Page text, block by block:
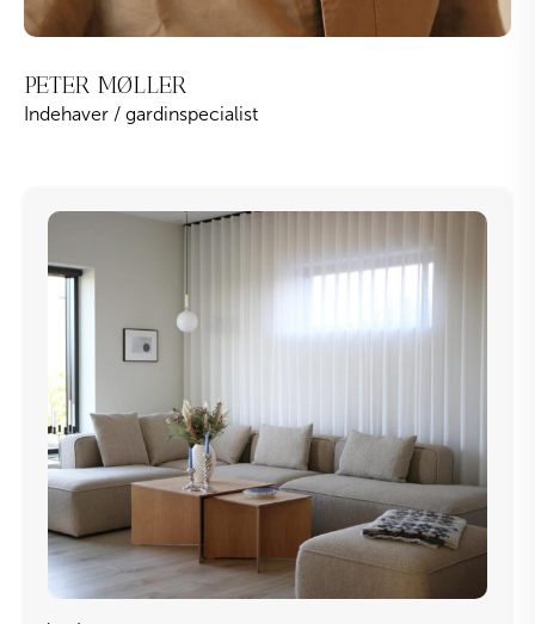
PETER MØLLER
Indehaver / gardinspecialist